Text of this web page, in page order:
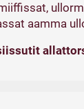
aamma